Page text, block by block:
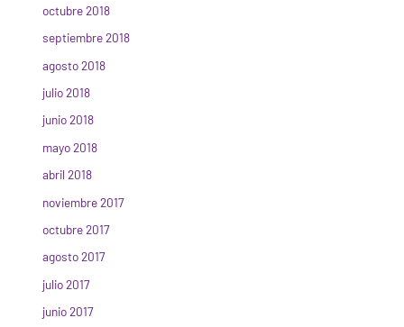
octubre 2018
septiembre 2018
agosto 2018
julio 2018
junio 2018
mayo 2018
abril 2018
noviembre 2017
octubre 2017
agosto 2017
julio 2017
junio 2017